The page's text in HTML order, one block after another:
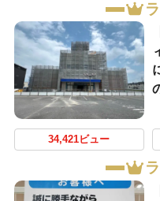
34,421ビュー